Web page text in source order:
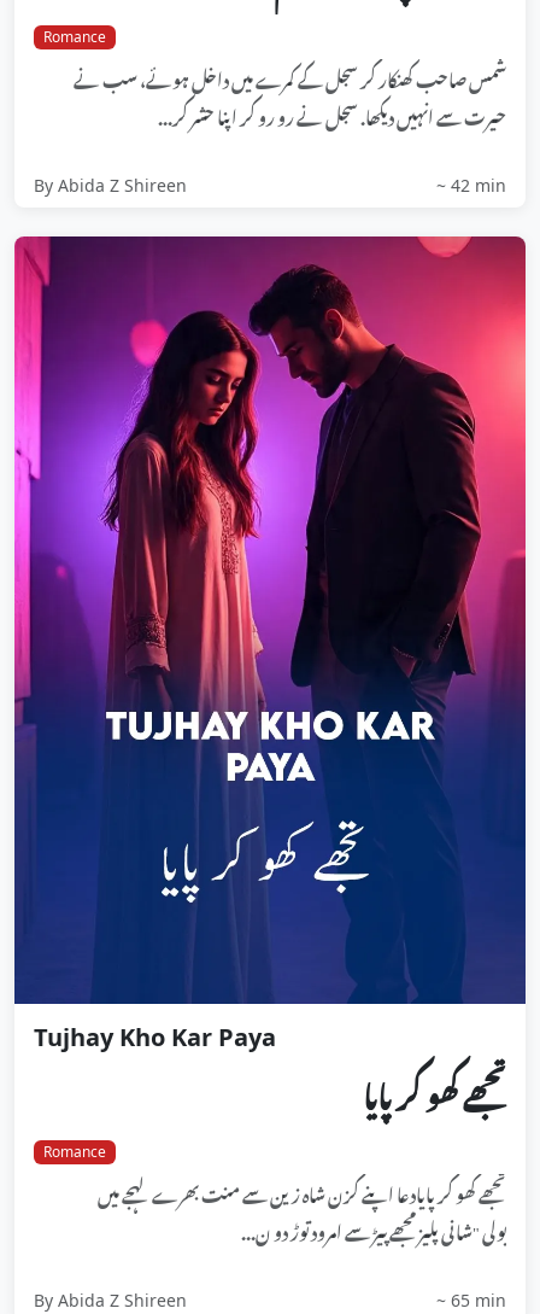
Romance
شمس صاحب کھنکار کر سجل کے کمرے میں داخل ہوئے، سب نے
حیرت سے انہیں دیکھا. سجل نے رو رو کر اپنا حشر کر...
By Abida Z Shireen ~ 42 min
Tujhay Kho Kar Paya
تجھے کھو کر پایا
Romance
تجھے کھو کر پایادعا اپنے کزن شاہ زین سے منت بھرے لہجے میں
بولی "شانی پلیز مجھے پیڑ سے امرود توڑ دو ن...
By Abida Z Shireen ~ 65 min